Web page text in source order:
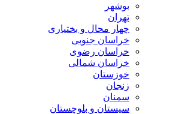
بوشهر
تهران
چهار محال و بختیاری
خراسان جنوبی
خراسان رضوی
خراسان شمالی
خوزستان
زنجان
سمنان
سیستان و بلوچستان